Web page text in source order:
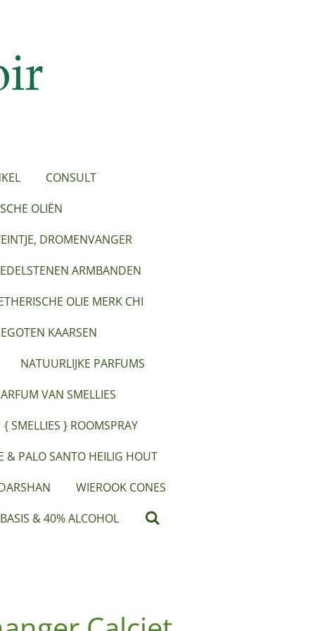
CONSULT
OLIËN
DROMENVANGER
EDELSTENEN ARMBANDEN
OLIE MERK CHI
KAARSEN
NATUURLIJKE PARFUMS
VAN SMELLIES
{ SMELLIES } ROOMSPRAY
& PALO SANTO HEILIG HOUT
WIEROOK CONES
& 40% ALCOHOL